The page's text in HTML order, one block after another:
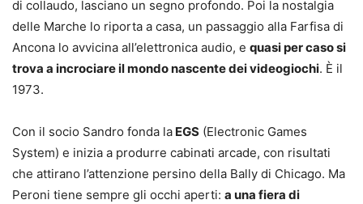
di collaudo, lasciano un segno profondo. Poi la nostalgia
delle Marche lo riporta a casa, un passaggio alla Farfisa di
Ancona lo avvicina all’elettronica audio, e quasi per caso si
trova a incrociare il mondo nascente dei videogiochi. È il
1973.
Con il socio Sandro fonda la EGS (Electronic Games
System) e inizia a produrre cabinati arcade, con risultati
che attirano l’attenzione persino della Bally di Chicago. Ma
Peroni tiene sempre gli occhi aperti: a una fiera di